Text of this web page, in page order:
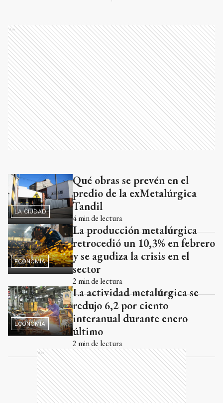
Ads
LA CIUDAD
Qué obras se prevén en el
predio de la exMetalúrgica
Tandil
4min de lectura
ECONOMÍA
La producción metalúrgica
retrocedió un 10,3% en febrero
y se agudiza la crisis en el
sector
2 min de lectura
ECONOMÍA
La actividad metalúrgica se
redujo 6,2 por ciento
interanual durante enero
último
2 min de lectura
Ads